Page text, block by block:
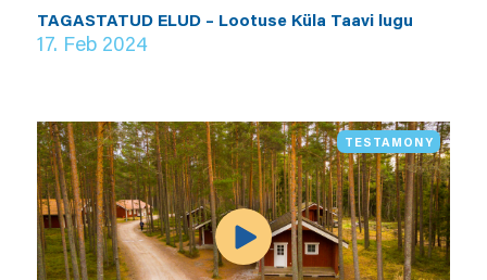
TAGASTATUD ELUD – Lootuse Küla Taavi lugu
17. Feb 2024
TESTAMONY